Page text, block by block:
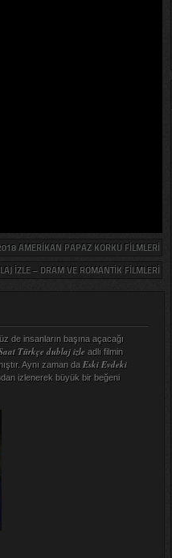
AMERIKAN PAPAZ KORKU FILMLERI
IZLE – DRAM VE ROMANTIK FILMLERI
de insanların başına açacağı
Türkçe dublaj izleadlı filmin
Aynı zaman da Eski Evdeki
izlenerek büyük bir beğeni